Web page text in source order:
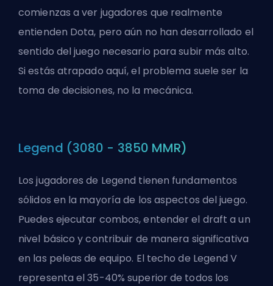
comienzas a ver jugadores que realmente
entienden Dota, pero aún no han desarrollado el
sentido del juego necesario para subir más alto.
Si estás atrapado aquí, el problema suele ser la
toma de decisiones, no la mecánica.
Legend (3080 - 3850 MMR)
Los jugadores de Legend tienen fundamentos
sólidos en la mayoría de los aspectos del juego.
Puedes ejecutar combos, entender el draft a un
nivel básico y contribuir de manera significativa
en las peleas de equipo. El techo de Legend V
representa el 35-40% superior de todos los